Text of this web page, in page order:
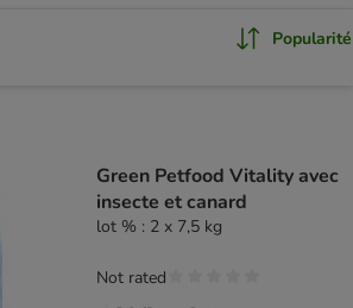
Popularité
Green Petfood Vitality avec
insecte et canard
lot % : 2 x 7,5 kg
Not rated